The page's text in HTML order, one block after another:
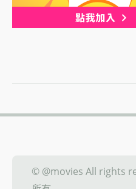
© @movies All rights